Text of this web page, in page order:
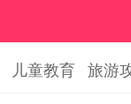
儿童教育 旅游